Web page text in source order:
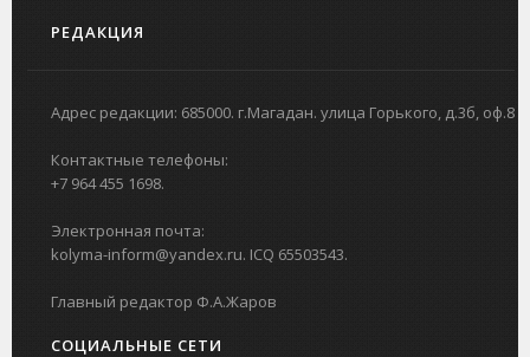
РЕДАКЦИЯ
Адрес редакции: 685000. г.Магадан. улица Горького, д.3б, оф.8
Контактные телефоны:
+7 964 455 1698.
Электронная почта:
kolyma-inform@yandex.ru. ICQ 65503543.
Главный редактор Ф.А.Жаров
СОЦИАЛЬНЫЕ СЕТИ